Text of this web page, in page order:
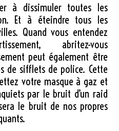
à dissimuler toutes les
Et à éteindre tous les
Quand vous entendez
abritez-vous
peut également être
de sifflets de police. Cette
votre masque à gaz et
par le bruit d’un raid
le bruit de nos propres